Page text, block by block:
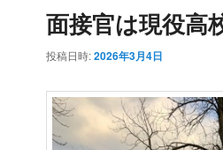
面接官は現役高
投稿日時:2026年3月4日